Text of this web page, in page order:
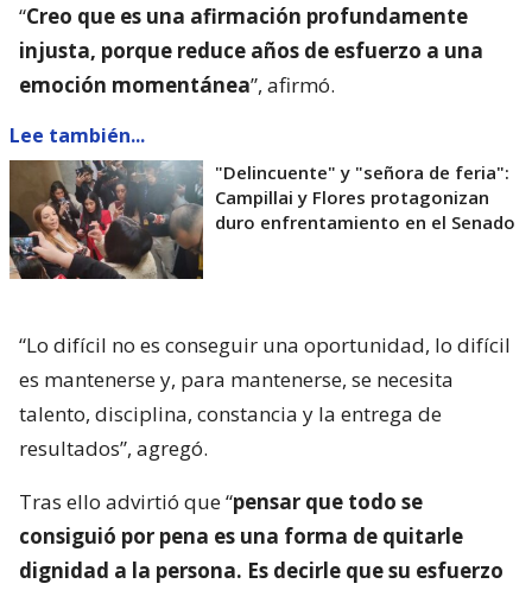
“Creo que es una afirmación profundamente
injusta, porque reduce años de esfuerzo a una
emoción momentánea”, afirmó.
Lee también...
"Delincuente" y "señora de feria":
Campillai y Flores protagonizan
duro enfrentamiento en el Senado
“Lo difícil no es conseguir una oportunidad, lo difícil
es mantenerse y, para mantenerse, se necesita
talento, disciplina, constancia y la entrega de
resultados”, agregó.
Tras ello advirtió que “pensar que todo se
consiguió por pena es una forma de quitarle
dignidad a la persona. Es decirle que su esfuerzo